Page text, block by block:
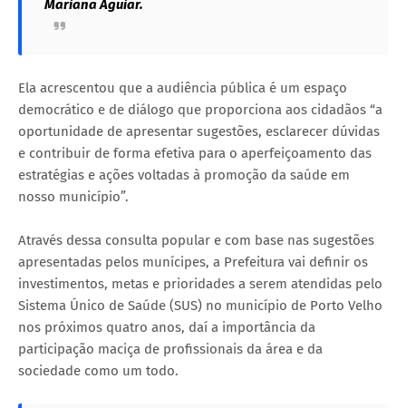
Mariana Aguiar.
Ela acrescentou que a audiência pública é um espaço
democrático e de diálogo que proporciona aos cidadãos “a
oportunidade de apresentar sugestões, esclarecer dúvidas
e contribuir de forma efetiva para o aperfeiçoamento das
estratégias e ações voltadas à promoção da saúde em
nosso município”.
Através dessa consulta popular e com base nas sugestões
apresentadas pelos munícipes, a Prefeitura vai definir os
investimentos, metas e prioridades a serem atendidas pelo
Sistema Único de Saúde (SUS) no município de Porto Velho
nos próximos quatro anos, daí a importância da
participação maciça de profissionais da área e da
sociedade como um todo.